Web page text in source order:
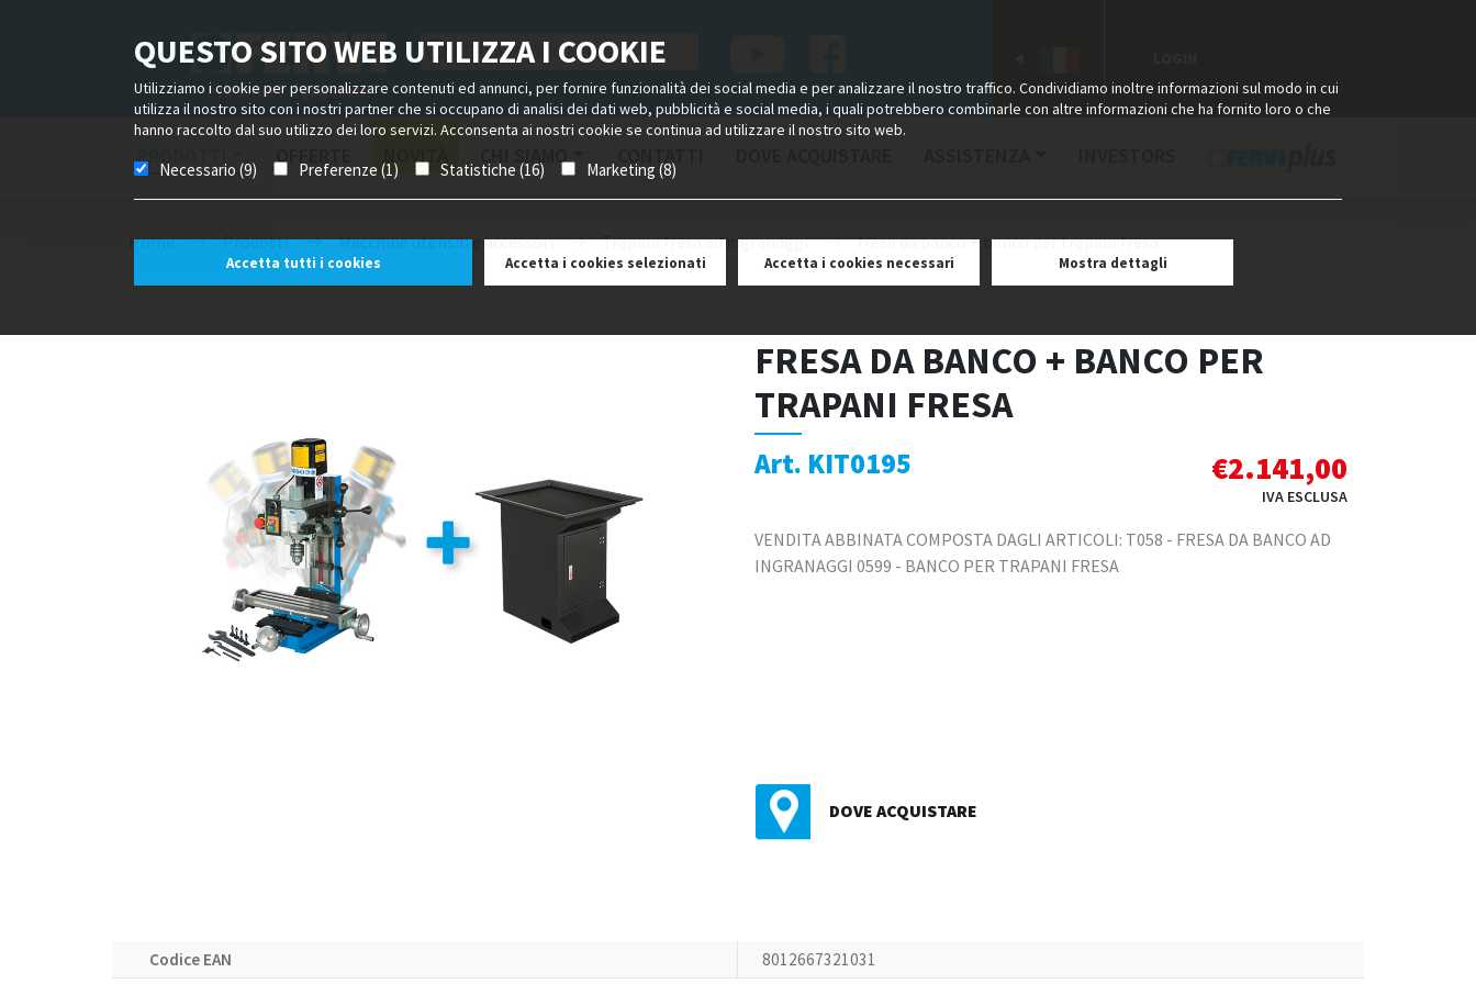
QUESTO SITO WEB UTILIZZA I COOKIE
Utilizziamo i cookie per personalizzare contenuti ed annunci, per fornire funzionalità dei social media e per analizzare il nostro traffico. Condividiamo inoltre informazioni sul modo in cui
utilizza il nostro sito con i nostri partner che si occupano di analisi dei dati web, pubblicità e social media, i quali potrebbero combinarle con altre informazioni che ha fornito loro o che
hanno raccolto dal suo utilizzo dei loro servizi. Acconsenta ai nostri cookie se continua ad utilizzare il nostro sito web.
Necessario (9) Preferenze (1) Statistiche (16) Marketing (8)
Accetta tutti i cookies Accetta i cookies selezionati Accetta i cookies necessari Mostra dettagli
PRODOTTI OFFERTE NOVITÀ CHI SIAMO
Home Prodotti Macchine utensili e accessori Trapani fresa ad ingranaggi fresa da banco + banco per trapani fresa
FRESA DA BANCO + BANCO PER
TRAPANI FRESA
Art. KIT0195 €2.141,00
IVA ESCLUSA
VENDITA ABBINATA COMPOSTA DAGLI ARTICOLI: T058 - FRESA DA BANCO AD
INGRANAGGI 0599 - BANCO PER TRAPANI FRESA
DOVE ACQUISTARE
Codice EAN 8012667321031